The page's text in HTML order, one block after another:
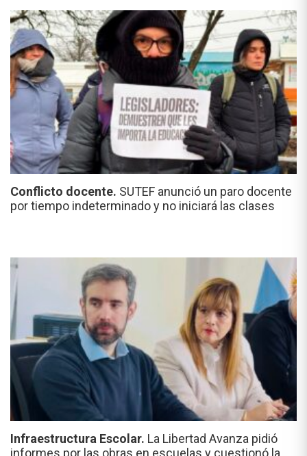
Conflicto docente. SUTEF anunció un paro docente
por tiempo indeterminado y no iniciará las clases
Infraestructura Escolar. La Libertad Avanza pidió
informes por las obras en escuelas y cuestionó la